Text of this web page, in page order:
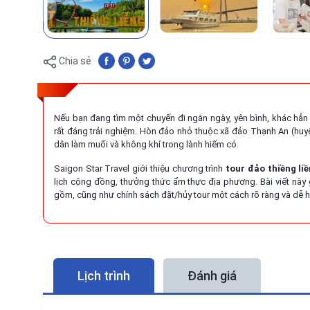
Chia sẻ
Nếu bạn đang tìm một chuyến đi ngắn ngày, yên bình, khác
rất đáng trải nghiệm. Hòn đảo nhỏ thuộc xã đảo Thạnh An
dân làm muối và không khí trong lành hiếm có.
Saigon Star Travel giới thiệu chương trình tour đảo thiềng
lịch cộng đồng, thưởng thức ẩm thực địa phương. Bài viết
gồm, cũng như chính sách đặt/hủy tour một cách rõ ràng và dễ
Lịch trình Đánh giá